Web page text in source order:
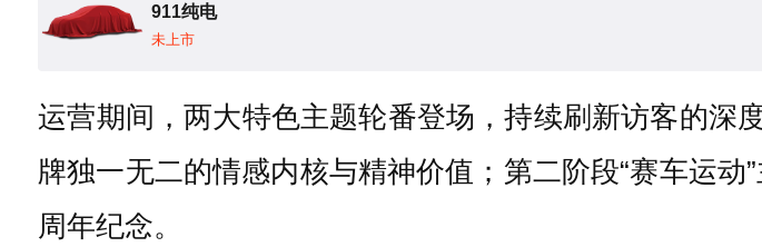
911纯电
未上市
运营期间，两大特色主题轮番登场，持续刷新访客的深
牌独一无二的情感内核与精神价值；第二阶段“赛车运
周年纪念。